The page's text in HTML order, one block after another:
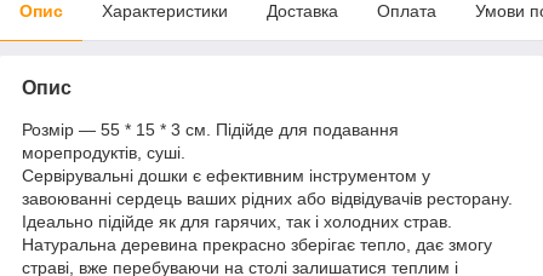
Опис Характеристики Доставка Оплата Умови
Опис
Розмір — 55 * 15 * 3 см. Підійде для подавання
морепродуктів, суші.
Сервірувальні дошки є ефективним інструментом у
завоюванні сердець ваших рідних або відвідувачів ресторану.
Ідеально підійде як для гарячих, так і холодних страв.
Натуральна деревина прекрасно зберігає тепло, дає змогу
страві, вже перебуваючи на столі залишатися теплим і